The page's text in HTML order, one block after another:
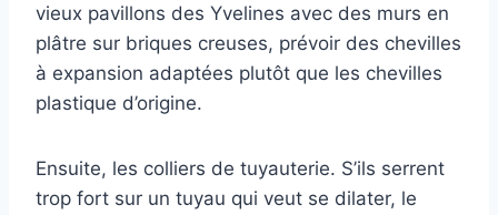
vieux pavillons des Yvelines avec des murs en
plâtre sur briques creuses, prévoir des chevilles
à expansion adaptées plutôt que les chevilles
plastique d’origine.
Ensuite, les colliers de tuyauterie. S’ils serrent
trop fort sur un tuyau qui veut se dilater, le